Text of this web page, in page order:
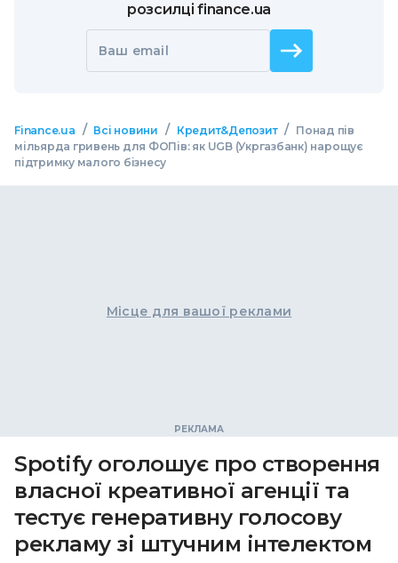
розсилці finance.ua
Ваш email
Finance.ua / Всі новини / Кредит&Депозит / Понад пів
мільярда гривень для ФОПів: як UGB (Укргазбанк) нарощує
підтримку малого бізнесу
Місце для вашої реклами
Spotify оголошує про створення
власної креативної агенції та
тестує генеративну голосову
рекламу зі штучним інтелектом